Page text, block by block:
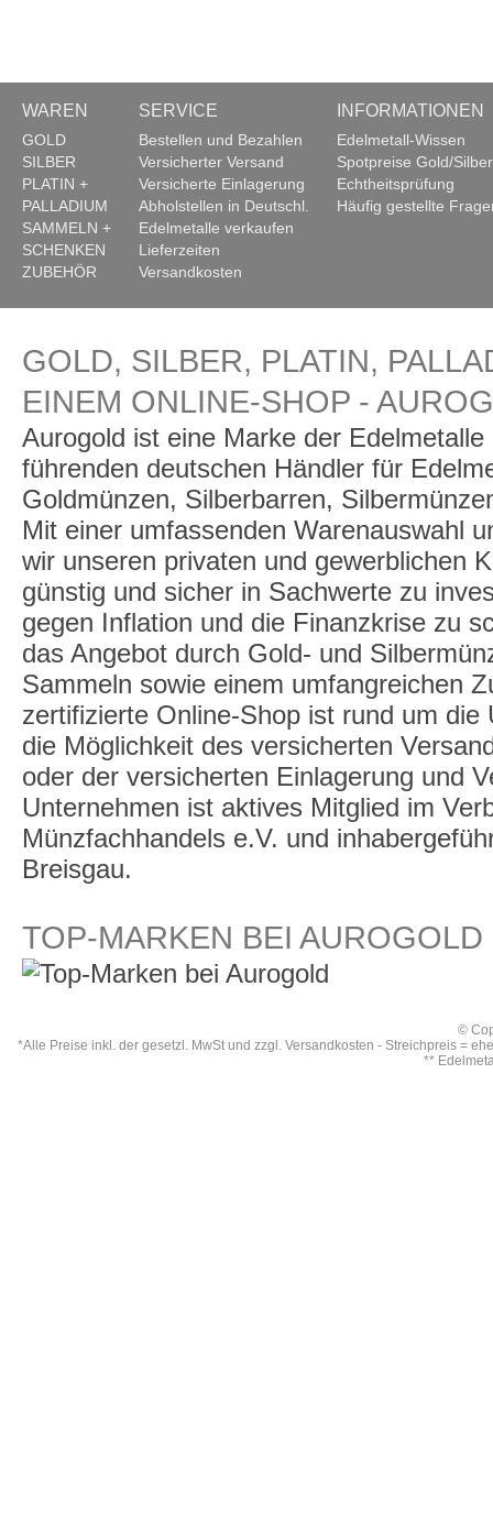
WAREN
GOLD
SILBER
PLATIN +
PALLADIUM
SAMMELN +
SCHENKEN
ZUBEHÖR
SERVICE
Bestellen und Bezahlen
Versicherter Versand
Versicherte Einlagerung
Abholstellen in Deutschl.
Edelmetalle verkaufen
Lieferzeiten
Versandkosten
INFORMATIONEN
Edelmetall-Wissen
Spotpreise Gold/Silber
Echtheitsprüfung
Häufig gestellte
GOLD, SILBER, PLATIN,
EINEM ONLINE-SHOP -
Aurogold ist eine Marke der
führenden deutschen Händler für
Goldmünzen, Silberbarren,
Mit einer umfassenden Warenauswahl
wir unseren privaten und gewerblichen
günstig und sicher in Sachwerte zu
gegen Inflation und die Finanzkrise zu
das Angebot durch Gold- und
Sammeln sowie einem umfangreichen
zertifizierte Online-Shop ist rund um die
die Möglichkeit des versicherten
oder der versicherten Einlagerung und
Unternehmen ist aktives Mitglied im
Münzfachhandels e.V. und
Breisgau.
TOP-MARKEN BEI AUROGOLD
©
*Alle Preise inkl. der gesetzl. MwSt und zzgl. Versandkosten - Streichpreis =
**